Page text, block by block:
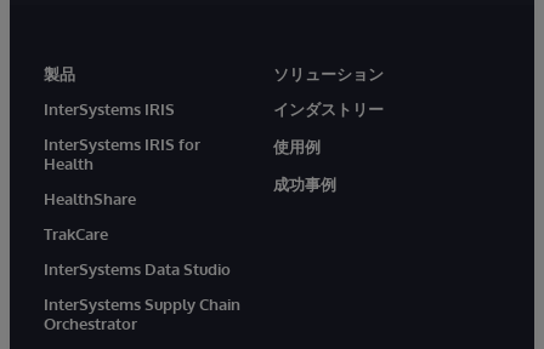
製品
InterSystems IRIS
InterSystems IRIS for
Health
HealthShare
TrakCare
InterSystems Data Studio
InterSystems Supply Chain
Orchestrator
ソリューション
インダストリー
使用例
成功事例